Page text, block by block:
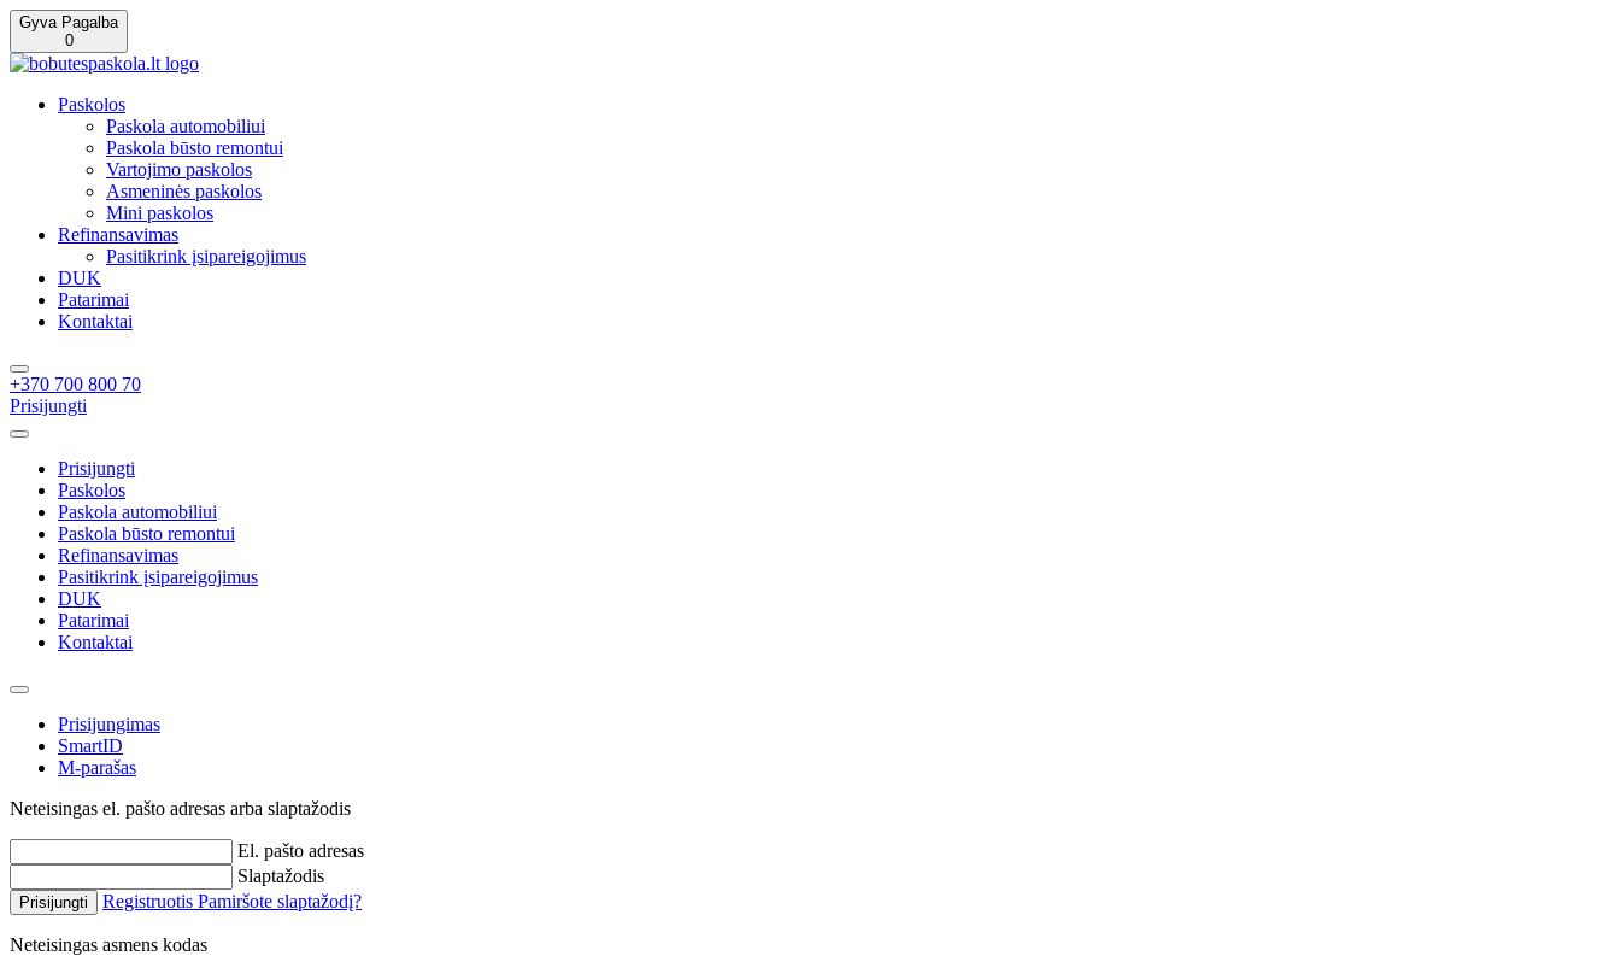
Gyva Pagalba
0
Paskolos
Paskola automobiliui
Paskola būsto remontui
Vartojimo paskolos
Asmeninės paskolos
Mini paskolos
Refinansavimas
Pasitikrink įsipareigojimus
DUK
Patarimai
Kontaktai
+370 700 800 70
Prisijungti
Prisijungti
Paskolos
Paskola automobiliui
Paskola būsto remontui
Refinansavimas
Pasitikrink įsipareigojimus
DUK
Patarimai
Kontaktai
Prisijungimas
SmartID
M-parašas
Neteisingas el. pašto adresas arba slaptažodis
El. pašto adresas
Slaptažodis
Prisijungti Registruotis Pamiršote slaptažodį?
Neteisingas asmens kodas